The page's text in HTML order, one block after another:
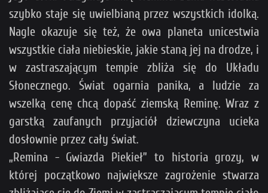
szybko staje się uwielbianą przez wszystkich idolką.
Nagle okazuje się też, że owa planeta unicestwia
wszystkie ciała niebieskie, jakie staną jej na drodze, i
w zastraszającym tempie zbliża się do Układu
Słonecznego. Świat ogarnia panika, a ludzie za
wszelką cenę chcą dopaść ziemską Reminę. Wraz z
garstką zaufanych przyjaciół dziewczyna ucieka
dosłownie przez cały świat.
„Remina - Gwiazda Piekieł” to historia grozy, w
której początkowo największe zagrożenie stwarza